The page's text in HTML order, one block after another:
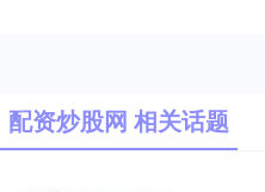
配资炒股网 相关话题